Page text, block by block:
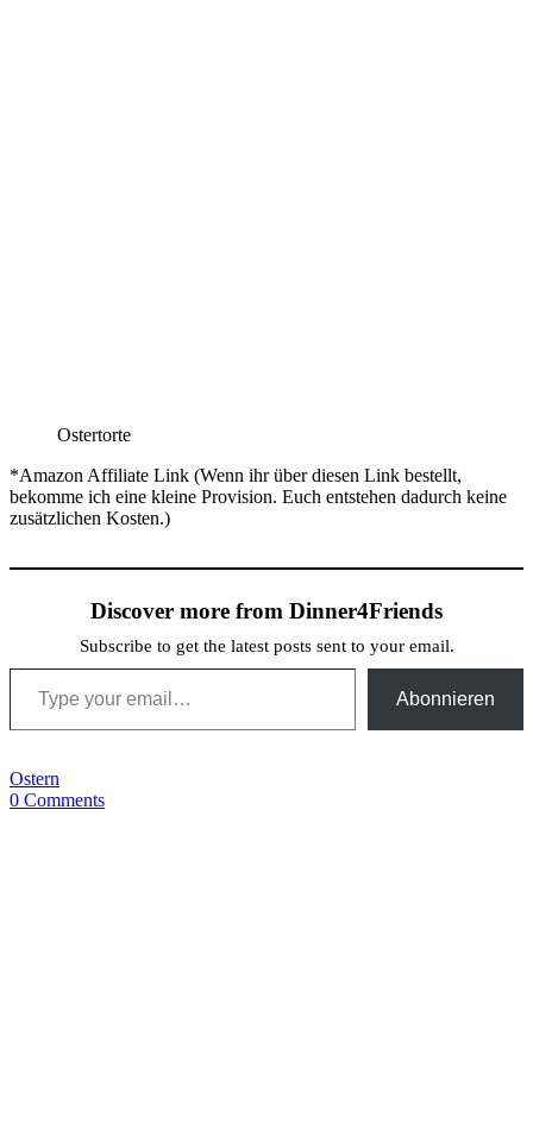
Ostertorte
*Amazon Affiliate Link (Wenn ihr über diesen Link bestellt,
bekomme ich eine kleine Provision. Euch entstehen dadurch keine
zusätzlichen Kosten.)
Discover more from Dinner4Friends
Subscribe to get the latest posts sent to your email.
Type your email…
Abonnieren
Ostern
0 Comments